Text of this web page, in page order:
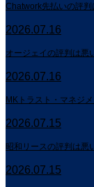
Chatwork先払いの評判
2026.07.16
オージェイの評判は悪
2026.07.16
MKトラスト・マネジ
2026.07.15
昭和リースの評判は悪
2026.07.15